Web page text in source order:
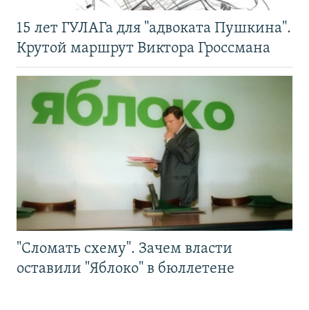
15 лет ГУЛАГа для "адвоката Пушкина".
Крутой маршрут Виктора Гроссмана
"Сломать схему". Зачем власти
оставили "Яблоко" в бюллетене